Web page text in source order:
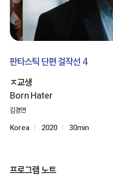
판타스틱 단편 걸작선 4
ㅈ교생
Born Hater
김경연
Korea 2020 30min
프로그램 노트